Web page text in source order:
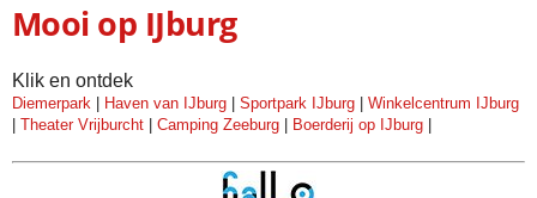
Mooi op IJburg
Klik en ontdek
Diemerpark Haven van IJburg Sportpark IJburg
Winkelcentrum IJburg
Theater Vrijburcht Camping Zeeburg Boerderij op IJburg